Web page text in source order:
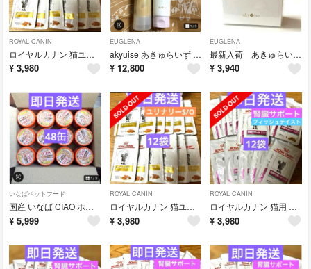
ROYAL CANIN
ロイヤルカナン 猫ユリナリー-S/O ウェットパウチ 85g×12
¥ 3,980
EUGLENA
akyuise あきゅらいず 優すくらぶ 秀くりーむ 大
¥ 12,800
EUGLENA
最新入荷 あきゅらいず akyuise 泡石 大 110g
¥ 3,940
いなばペットフード
国産 いなば CIAO ホワイティ まぐろ白身＆しらす入り 85ｇ×48
¥ 5,999
ROYAL CANIN
ロイヤルカナン 猫ユリナリー-S/O ウェットパウチ 85g×12
¥ 3,980
ROYAL CANIN
ロイヤルカナン 猫用 腎臓サポート フィッシュテイスト パウチ 85g×12
¥ 3,980